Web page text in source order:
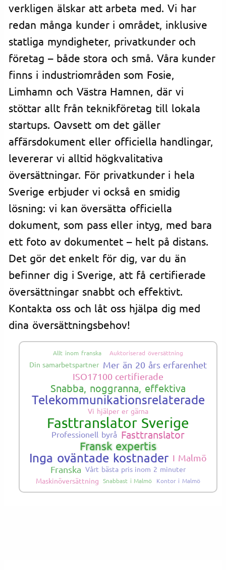
verkligen älskar att arbeta med. Vi har
redan många kunder i området, inklusive
statliga myndigheter, privatkunder och
företag – både stora och små. Våra kunder
finns i industriområden som Fosie,
Limhamn och Västra Hamnen, där vi
stöttar allt från teknikföretag till lokala
startups. Oavsett om det gäller
affärsdokument eller officiella handlingar,
levererar vi alltid högkvalitativa
översättningar. För privatkunder i hela
Sverige erbjuder vi också en smidig
lösning: vi kan översätta officiella
dokument, som pass eller intyg, med bara
ett foto av dokumentet – helt på distans.
Det gör det enkelt för dig, var du än
befinner dig i Sverige, att få certifierade
översättningar snabbt och effektivt.
Kontakta oss och låt oss hjälpa dig med
dina översättningsbehov!
Allt inom franska Auktoriserad översättning
Din samarbetspartner Mer än 20 års erfarenhet
ISO17100 certifierade
Snabba, noggranna, effektiva
Telekommunikationsrelaterade
Vi hjälper er gärna
Fasttranslator Sverige
Professionell byrå Fasttranslator
Fransk expertis
Inga oväntade kostnader I Malmö
Franska Vårt bästa pris inom 2 minuter
Maskinöversättning Snabbast i Malmö Kontor i Malmö